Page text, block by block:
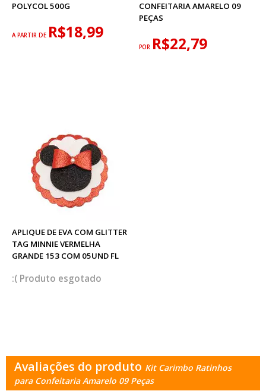
POLYCOL 500G
A PARTIR DE R$18,99
CONFEITARIA AMARELO 09
PEÇAS
POR R$22,79
APLIQUE DE EVA COM GLITTER
TAG MINNIE VERMELHA
GRANDE 153 COM 05UND FL
esgotado
Avaliações do produto Kit Carimbo Ratinhos
para Confeitaria Amarelo 09 Peças